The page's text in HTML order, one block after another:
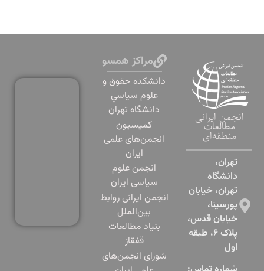
انجمن ایرانی
مطالعات
منطقه‌ای
تهران،
دانشگاه
تهران، خیابان
پورسینا،
خیابان قدس،
پلاک ۶، طبقه
اول​
مراکز همسو
دانشكده حقوق و
علوم سياسي
دانشگاه تهران
کمیسیون
انجمن‌های علمی
ایران
انجمن علوم
سیاسی ایران
انجمن ایرانی روابط
بین‌الملل
بنياد مطالعات
قفقاز
شورای انجمن‌های